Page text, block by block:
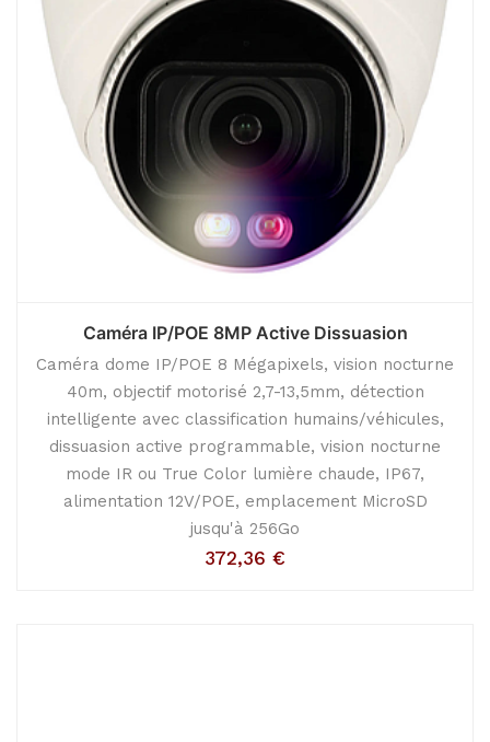
Caméra IP/POE 8MP Active Dissuasion
Caméra dome IP/POE 8 Mégapixels, vision nocturne
40m, objectif motorisé 2,7-13,5mm, détection
intelligente avec classification humains/véhicules,
dissuasion active programmable, vision nocturne
mode IR ou True Color lumière chaude, IP67,
alimentation 12V/POE, emplacement MicroSD
jusqu'à 256Go
372,36 €